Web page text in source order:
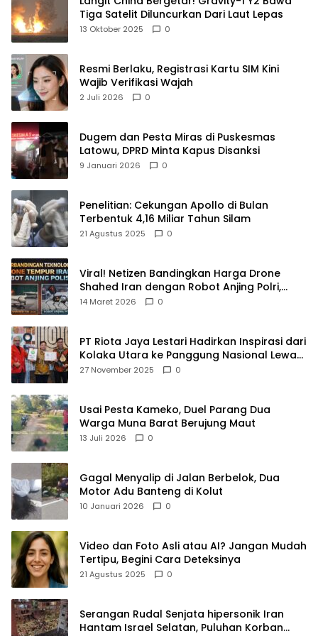
Tiga Satelit Diluncurkan Dari Laut Lepas
13 Oktober 2025 0
Resmi Berlaku, Registrasi Kartu SIM Kini
Wajib Verifikasi Wajah
2 Juli 2026 0
Dugem dan Pesta Miras di Puskesmas
Latowu, DPRD Minta Kapus Disanksi
9 Januari 2026 0
Penelitian: Cekungan Apollo di Bulan
Terbentuk 4,16 Miliar Tahun Silam
21 Agustus 2025 0
Viral! Netizen Bandingkan Harga Drone
Shahed Iran dengan Robot Anjing Polri,
Selisihnya Capai 5 Kali Lipat
14 Maret 2026 0
PT Riota Jaya Lestari Hadirkan Inspirasi dari
Kolaka Utara ke Panggung Nasional Lewat
Dua Penghargaan Bergengsi
27 November 2025 0
Usai Pesta Kameko, Duel Parang Dua
Warga Muna Barat Berujung Maut
13 Juli 2026 0
Gagal Menyalip di Jalan Berbelok, Dua
Motor Adu Banteng di Kolut
10 Januari 2026 0
Video dan Foto Asli atau AI? Jangan Mudah
Tertipu, Begini Cara Deteksinya
21 Agustus 2025 0
Serangan Rudal Senjata hipersonik Iran
Hantam Israel Selatan, Puluhan Korban